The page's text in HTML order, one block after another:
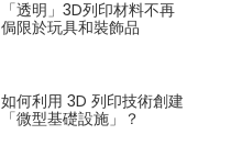
「透明」3D列印材料不再
侷限於玩具和裝飾品
如何利用 3D 列印技術創建
「微型基礎設施」？